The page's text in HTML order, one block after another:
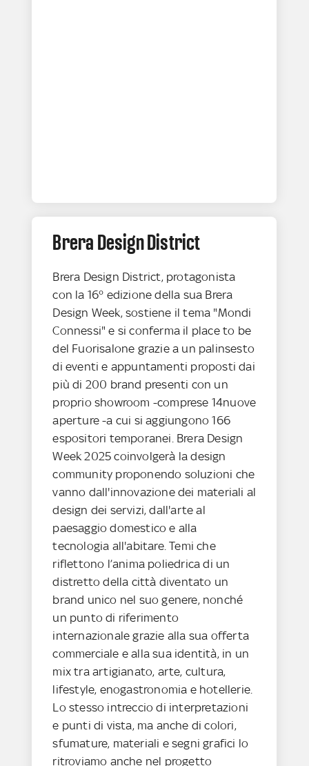
Brera Design District
Brera Design District, protagonista
con la 16° edizione della sua Brera
Design Week, sostiene il tema "Mondi
Connessi" e si conferma il place to be
del Fuorisalone grazie a un palinsesto
di eventi e appuntamenti proposti dai
più di 200 brand presenti con un
proprio showroom -comprese 14nuove
aperture -a cui si aggiungono 166
espositori temporanei. Brera Design
Week 2025 coinvolgerà la design
community proponendo soluzioni che
vanno dall'innovazione dei materiali al
design dei servizi, dall'arte al
paesaggio domestico e alla
tecnologia all'abitare. Temi che
riflettono l’anima poliedrica di un
distretto della città diventato un
brand unico nel suo genere, nonché
un punto di riferimento
internazionale grazie alla sua offerta
commerciale e alla sua identità, in un
mix tra artigianato, arte, cultura,
lifestyle, enogastronomia e hotellerie.
Lo stesso intreccio di interpretazioni
e punti di vista, ma anche di colori,
sfumature, materiali e segni grafici lo
ritroviamo anche nel progetto